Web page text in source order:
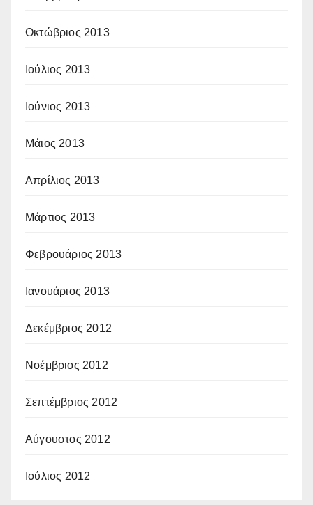
Οκτώβριος 2013
Ιούλιος 2013
Ιούνιος 2013
Μάιος 2013
Απρίλιος 2013
Μάρτιος 2013
Φεβρουάριος 2013
Ιανουάριος 2013
Δεκέμβριος 2012
Νοέμβριος 2012
Σεπτέμβριος 2012
Αύγουστος 2012
Ιούλιος 2012